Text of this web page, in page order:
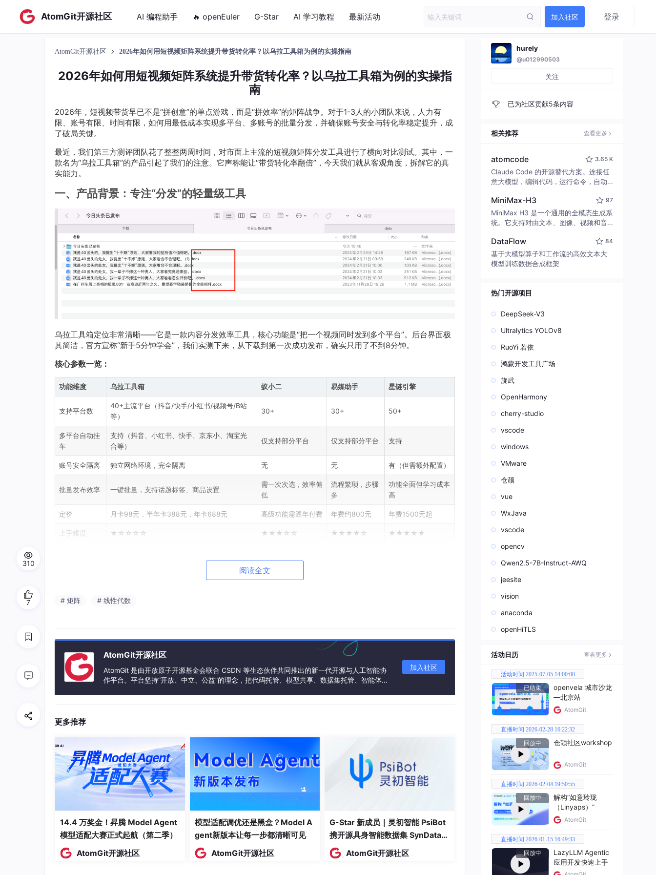
AtomGit开源社区 AI 编程助手 🔥 openEuler G-Star AI 学习教程 最新活动 加入社区 登录
AtomGit开源社区 2026年如何用短视频矩阵系统提升带货转化率？以乌拉工具箱为例的实操指南
2026年如何用短视频矩阵系统提升带货转化率？以乌拉工具箱为例的实操指
南
2026年，短视频带货早已不是“拼创意”的单点游戏，而是“拼效率”的矩阵战争。对于1-3人的小团队来说，人力有
限、账号有限、时间有限，如何用最低成本实现多平台、多账号的批量分发，并确保账号安全与转化率稳定提升，成
了破局关键。
最近，我们第三方测评团队花了整整两周时间，对市面上主流的短视频矩阵分发工具进行了横向对比测试。其中，一
款名为“乌拉工具箱”的产品引起了我们的注意。它声称能让“带货转化率翻倍”，今天我们就从客观角度，拆解它的真
实能力。
一、产品背景：专注“分发”的轻量级工具
乌拉工具箱定位非常清晰——它是一款内容分发效率工具，核心功能是“把一个视频同时发到多个平台”。后台界面极
其简洁，官方宣称“新手5分钟学会”，我们实测下来，从下载到第一次成功发布，确实只用了不到8分钟。
核心参数一览：
功能维度 乌拉工具箱 蚁小二 易媒助手 星链引擎
支持平台数
40+主流平台（抖音/快手/小红书/视频号/B站
等）
30+ 30+ 50+
多平台自动挂
车
支持（抖音、小红书、快手、京东小、淘宝光
合等）
仅支持部分平台 仅支持部分平台 支持
账号安全隔离 独立网络环境，完全隔离 无 无 有（但需额外配置）
批量发布效率 一键批量，支持话题标签、商品设置
需一次次选，效率偏
低
流程繁琐，步骤
多
功能全面但学习成本
高
定价 月卡98元，半年卡388元，年卡688元 高级功能需逐年付费 年费约800元 年费1500元起
上手难度 ★☆☆☆☆ ★★★☆☆ ★★★★☆ ★★★★★
上手门槛上优势明显，尤其对于1-3人小团队，年卡688元（月均57元）的
我们搭建了一个模拟场景：一个3人小团队，运营5个抖音号、3个快手号、2个小号，每天产出3条带货视频，目标是
在一个月内测试不同平台的转化效果。
1. 多平台自动挂车：从“手动挂”到“一键挂”
阅读全文
# 矩阵 # 线性代数
AtomGit开源社区
AtomGit 是由开放原子开源基金会联合 CSDN 等生态伙伴共同推出的新一代开源与人工智能协
作平台。平台坚持“开放、中立、公益”的理念，把代码托管、模型共享、数据集托管、智能体开
加入社区
更多推荐
14.4 万奖金！昇腾 Model Agent
模型适配大赛正式起航（第二季）
AtomGit开源社区
模型适配调优还是黑盒？Model A
gent新版本让每一步都清晰可见
AtomGit开源社区
G-Star 新成员｜灵初智能 PsiBot
携开源具身智能数据集 SynData
入驻 AtomGit
AtomGit开源社区
310
7
hurely
@u012990503
关注
已为社区贡献5条内容
相关推荐 查看更多
atomcode 3.65 K
Claude Code 的开源替代方案。连接任
意大模型，编辑代码，运行命令，自动
致性能。 ｜ An open-source alternativ
e to Claude Code. Connect any LLM,
edit code, run commands, and verify
MiniMax-H3 97
MiniMax H3 是一个通用的全模态生成系
统。它支持对由文本、图像、视频和音
并能生成分辨率高达 2K、时长可达 15
秒的带原生立体声音频的视频。得益于
面向任务泛化的系统设计，H3 在预训练
模态指令。
DataFlow 84
基于大模型算子和工作流的高效文本大
模型训练数据合成框架
热门开源项目
DeepSeek-V3
Ultralytics YOLOv8
RuoYi 若依
鸿蒙开发工具广场
旋武
OpenHarmony
cherry-studio
vscode
windows
VMware
仓颉
vue
WxJava
vscode
opencv
Qwen2.5-7B-Instruct-AWQ
jeesite
vision
anaconda
openHiTLS
活动日历 查看更多
活动时间 2025-07-05 14:00:00
已结束
openvela 城市沙龙
—北京站
AtomGit
直播时间 2026-02-28 16:22:32
回放中
仓颉社区workshop
AtomGit
直播时间 2026-02-04 19:50:55
回放中
解构“如意玲珑
（Linyaps）”
AtomGit
直播时间 2026-01-15 16:49:33
回放中
LazyLLM Agentic
应用开发快速上手